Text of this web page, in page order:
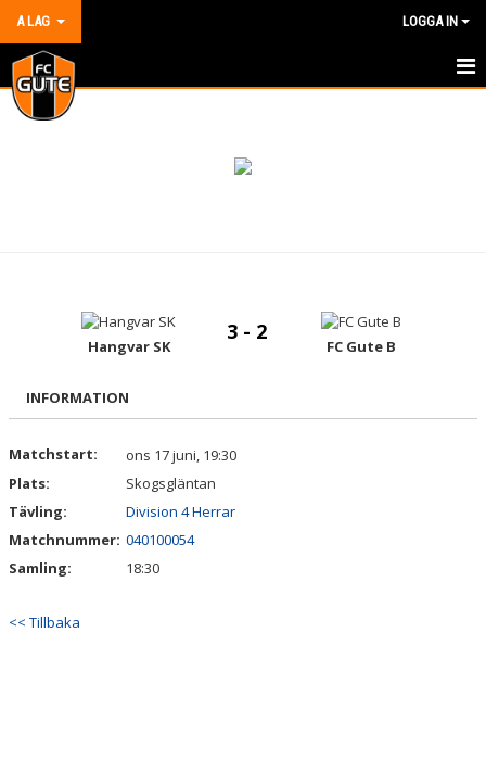
A LAG LOGGA IN
HEM
BILDGALLERI
DOKUMENT
Hangvar SK
3 - 2
FC Gute B
INFORMATION
Matchstart:
ons 17 juni, 19:30
Plats:
Skogsgläntan
Tävling:
Division 4 Herrar
Matchnummer: 040100054
Samling:
18:30
<< Tillbaka